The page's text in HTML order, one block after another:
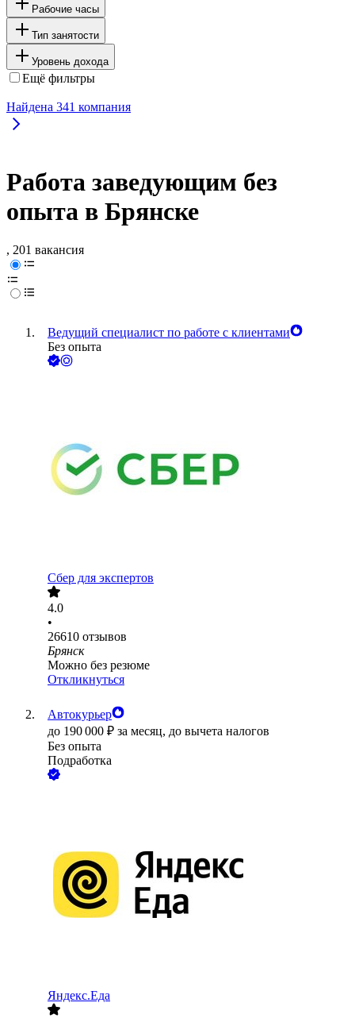
Рабочие часы
Тип занятости
Уровень дохода
Ещё фильтры
Найдена 341 компания
Работа заведующим без
опыта в Брянске
, 201 вакансия
Ведущий специалист по работе с клиентами
Без опыта
Сбер для экспертов
4.0
•
26610 отзывов
Брянск
Можно без резюме
Откликнуться
Автокурьер
до 190 000 ₽ за месяц, до вычета налогов
Без опыта
Подработка
Яндекс.Еда